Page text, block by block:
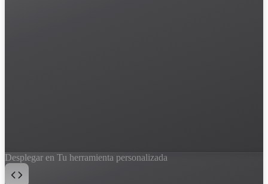
Desplegar en Tu herramienta personalizada